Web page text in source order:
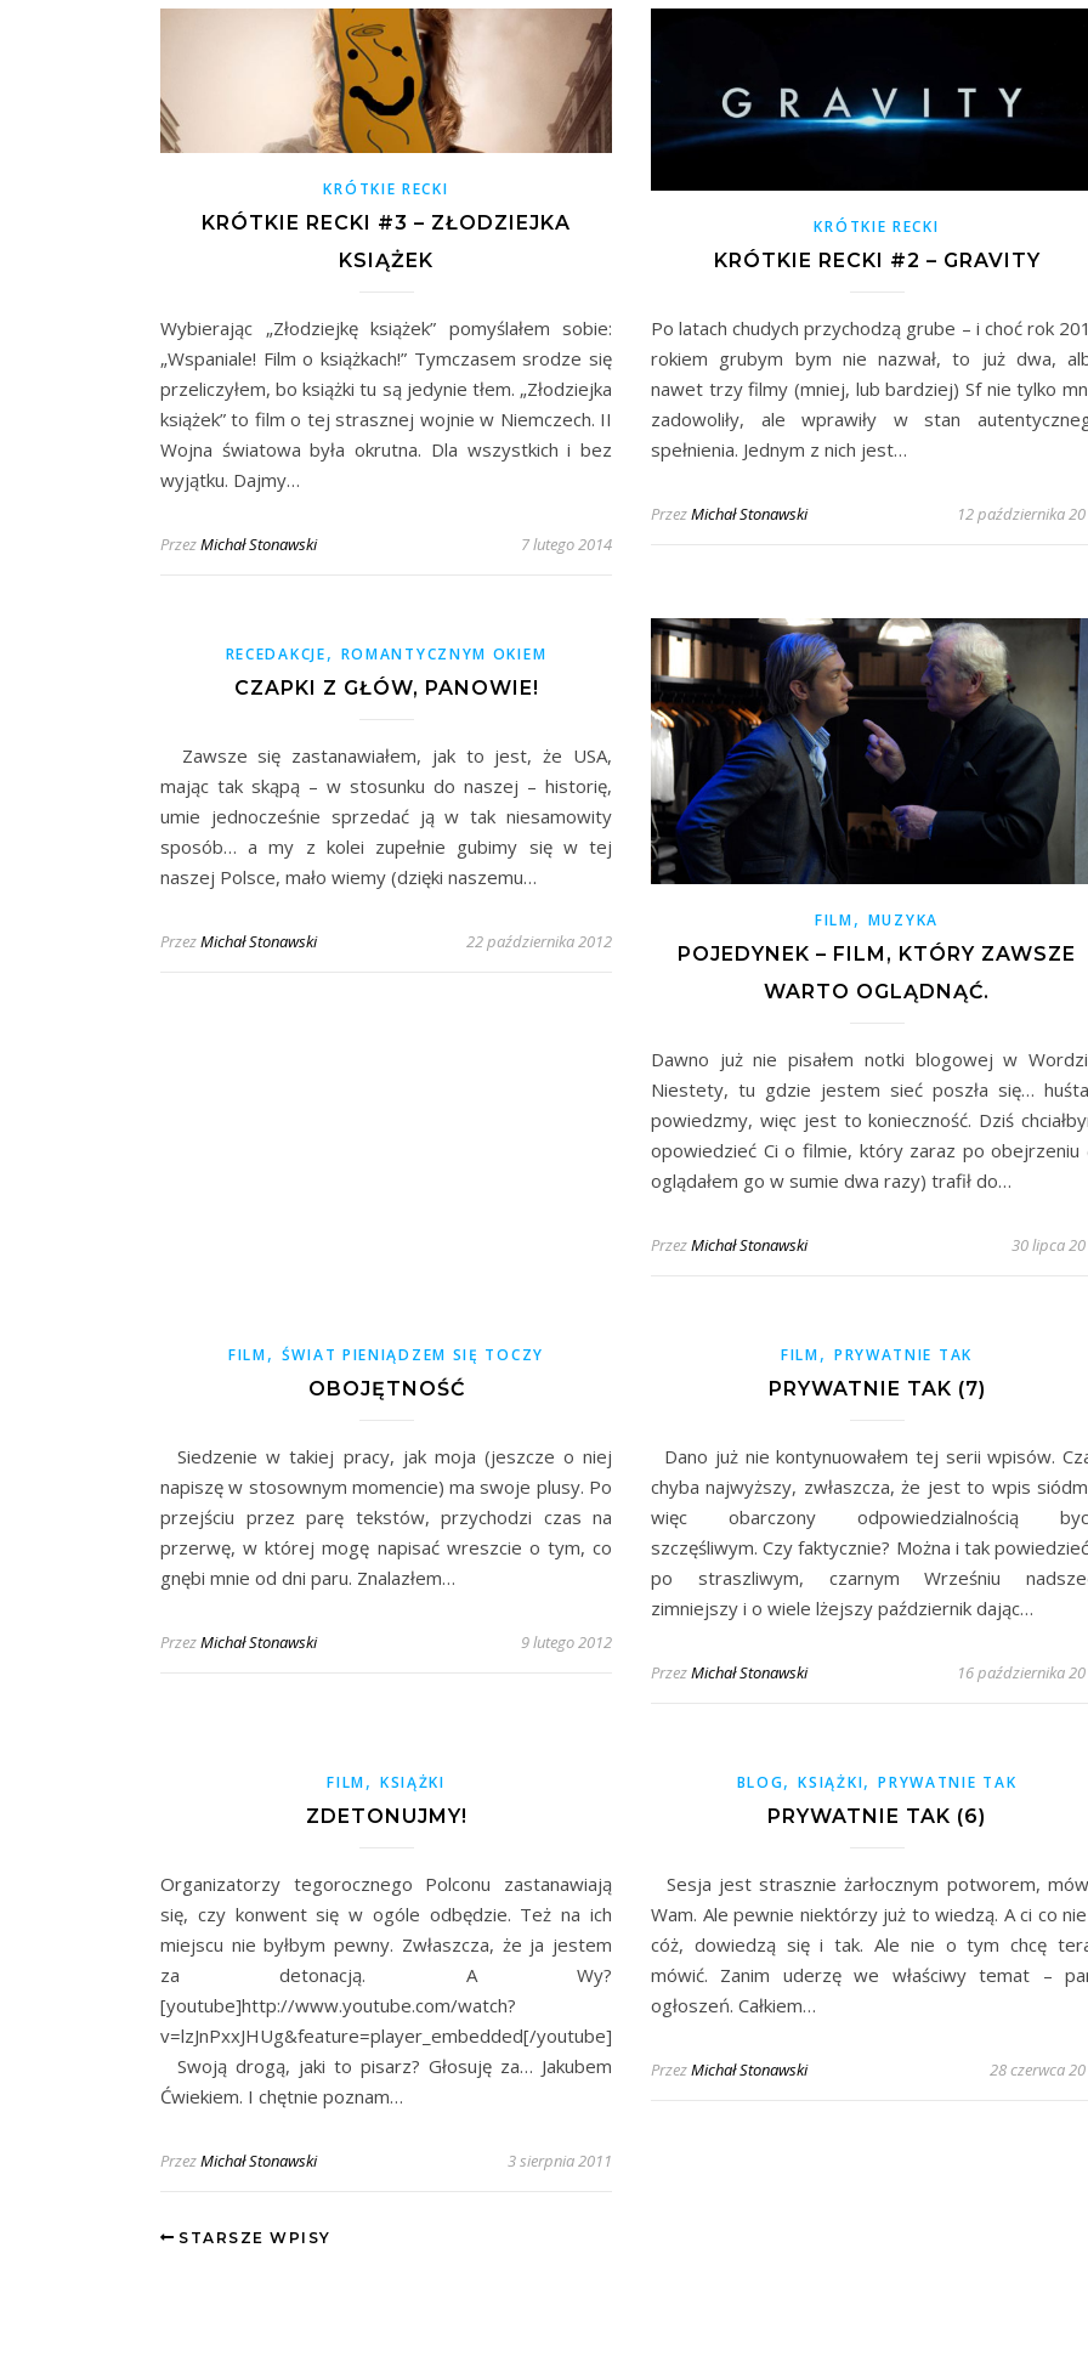
KRÓTKIE RECKI
KRÓTKIE RECKI #3 – ZŁODZIEJKA
KSIĄŻEK
Wybierając „Złodziejkę książek” pomyślałem sobie:
„Wspaniale! Film o książkach!” Tymczasem srodze się
przeliczyłem, bo książki tu są jedynie tłem. „Złodziejka
książek” to film o tej strasznej wojnie w Niemczech. II
Wojna światowa była okrutna. Dla wszystkich i bez
wyjątku. Dajmy…
PrzezMichał Stonawski 7 lutego 2014
KRÓTKIE RECKI
KRÓTKIE RECKI #2 – GRAVITY
Po latach chudych przychodzą grube – i choć rok
rokiem grubym bym nie nazwał, to już dwa,
nawet trzy filmy (mniej, lub bardziej) Sf nie tylko
zadowoliły, ale wprawiły w stan
spełnienia. Jednym z nich jest…
PrzezMichał Stonawski 12 października
RECEDAKCJE, ROMANTYCZNYM OKIEM
CZAPKI Z GŁÓW, PANOWIE!
Zawsze się zastanawiałem, jak to jest, że USA,
mając tak skąpą – w stosunku do naszej – historię,
umie jednocześnie sprzedać ją w tak niesamowity
sposób… a my z kolei zupełnie gubimy się w tej
naszej Polsce, mało wiemy (dzięki naszemu…
PrzezMichał Stonawski 22 października 2012
FILM, MUZYKA
POJEDYNEK – FILM, KTÓRY ZAWSZE
WARTO OGLĄDNĄĆ.
Dawno już nie pisałem notki blogowej w
Niestety, tu gdzie jestem sieć poszła się…
powiedzmy, więc jest to konieczność. Dziś
opowiedzieć Ci o filmie, który zaraz po obejrzeniu
oglądałem go w sumie dwa razy) trafił do…
PrzezMichał Stonawski 30 lipca
FILM, ŚWIAT PIENIĄDZEM SIĘ TOCZY
OBOJĘTNOŚĆ
Siedzenie w takiej pracy, jak moja (jeszcze o niej
napiszę w stosownym momencie) ma swoje plusy. Po
przejściu przez parę tekstów, przychodzi czas na
przerwę, w której mogę napisać wreszcie o tym, co
gnębi mnie od dni paru. Znalazłem…
PrzezMichał Stonawski 9 lutego 2012
FILM, PRYWATNIE TAK
PRYWATNIE TAK (7)
Dano już nie kontynuowałem tej serii wpisów.
chyba najwyższy, zwłaszcza, że jest to wpis
więc obarczony odpowiedzialnością
szczęśliwym. Czy faktycznie? Można i tak
po straszliwym, czarnym Wrześniu
zimniejszy i o wiele lżejszy październik dając…
PrzezMichał Stonawski 16 października
FILM, KSIĄŻKI
ZDETONUJMY!
Organizatorzy tegorocznego Polconu zastanawiają
się, czy konwent się w ogóle odbędzie. Też na ich
miejscu nie byłbym pewny. Zwłaszcza, że ja jestem
za detonacją. A Wy?
[youtube]http://www.youtube.com/watch?
v=lzJnPxxJHUg&feature=player_embedded[/youtube]
Swoją drogą, jaki to pisarz? Głosuję za… Jakubem
Ćwiekiem. I chętnie poznam…
PrzezMichał Stonawski 3 sierpnia 2011
BLOG,KSIĄŻKI,PRYWATNIE TAK
PRYWATNIE TAK (6)
Sesja jest strasznie żarłocznym potworem,
Wam. Ale pewnie niektórzy już to wiedzą. A ci co
cóż, dowiedzą się i tak. Ale nie o tym chcę
mówić. Zanim uderzę we właściwy temat –
ogłoszeń. Całkiem…
PrzezMichał Stonawski 28 czerwca
STARSZE WPISY